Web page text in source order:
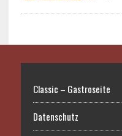
Classic – Gastroseite
Datenschutz